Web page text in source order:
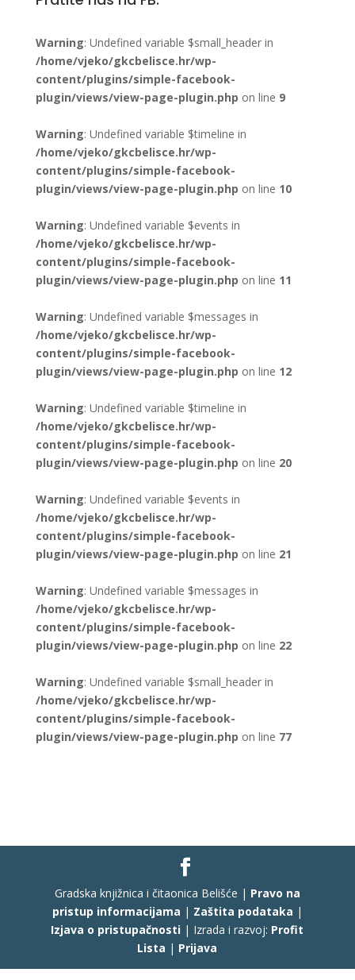
Warning: Undefined variable $small_header in
/home/vjeko/gkcbelisce.hr/wp-
content/plugins/simple-facebook-
plugin/views/view-page-plugin.php on line 9
Warning: Undefined variable $timeline in
/home/vjeko/gkcbelisce.hr/wp-
content/plugins/simple-facebook-
plugin/views/view-page-plugin.php on line 10
Warning: Undefined variable $events in
/home/vjeko/gkcbelisce.hr/wp-
content/plugins/simple-facebook-
plugin/views/view-page-plugin.php on line 11
Warning: Undefined variable $messages in
/home/vjeko/gkcbelisce.hr/wp-
content/plugins/simple-facebook-
plugin/views/view-page-plugin.php on line 12
Warning: Undefined variable $timeline in
/home/vjeko/gkcbelisce.hr/wp-
content/plugins/simple-facebook-
plugin/views/view-page-plugin.php on line 20
Warning: Undefined variable $events in
/home/vjeko/gkcbelisce.hr/wp-
content/plugins/simple-facebook-
plugin/views/view-page-plugin.php on line 21
Warning: Undefined variable $messages in
/home/vjeko/gkcbelisce.hr/wp-
content/plugins/simple-facebook-
plugin/views/view-page-plugin.php on line 22
Warning: Undefined variable $small_header in
/home/vjeko/gkcbelisce.hr/wp-
content/plugins/simple-facebook-
plugin/views/view-page-plugin.php on line 77
Gradska knjižnica i čitaonica Belišće | Pravo na
pristup informacijama | Zaštita podataka |
Izjava o pristupačnosti | Izrada i razvoj: Profit
Lista | Prijava